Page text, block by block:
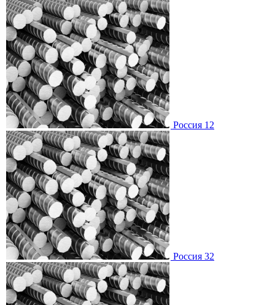
Россия 12
Россия 32